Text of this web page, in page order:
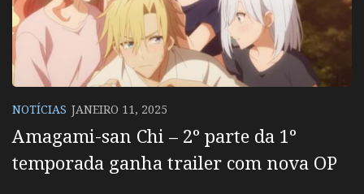
NOTÍCIAS JANEIRO 11, 2025
Amagami-san Chi – 2º parte da 1º
temporada ganha trailer com nova OP